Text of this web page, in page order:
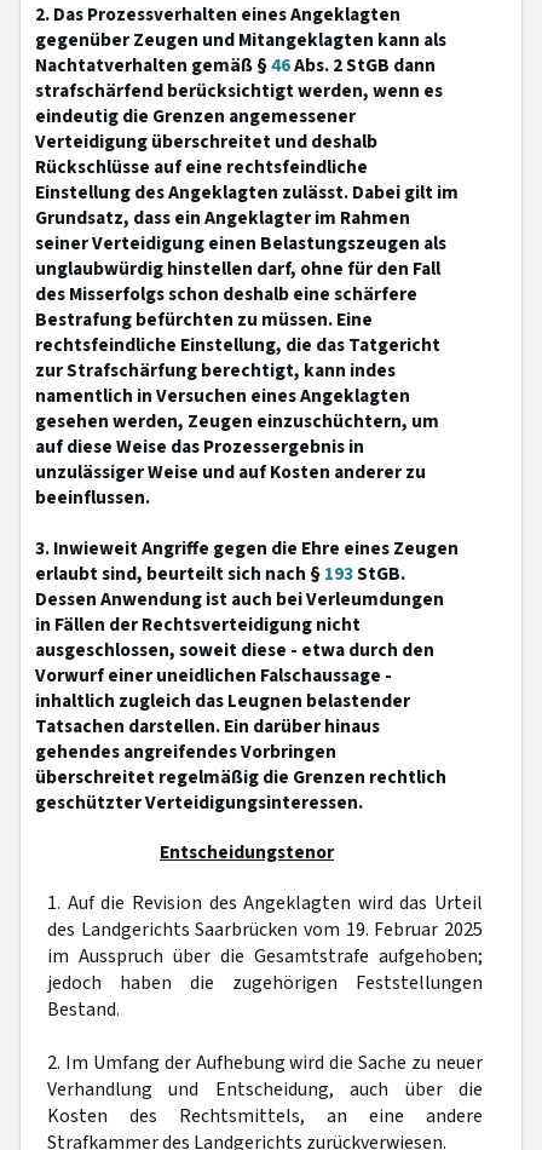
2. Das Prozessverhalten eines Angeklagten
gegenüber Zeugen und Mitangeklagten kann als
Nachtatverhalten gemäß §46Abs. 2 StGB dann
strafschärfend berücksichtigt werden, wenn es
eindeutig die Grenzen angemessener
Verteidigung überschreitet und deshalb
Rückschlüsse auf eine rechtsfeindliche
Einstellung des Angeklagten zulässt. Dabei gilt im
Grundsatz, dass ein Angeklagter im Rahmen
seiner Verteidigung einen Belastungszeugen als
unglaubwürdig hinstellen darf, ohne für den Fall
des Misserfolgs schon deshalb eine schärfere
Bestrafung befürchten zu müssen. Eine
rechtsfeindliche Einstellung, die das Tatgericht
zur Strafschärfung berechtigt, kann indes
namentlich in Versuchen eines Angeklagten
gesehen werden, Zeugen einzuschüchtern, um
auf diese Weise das Prozessergebnis in
unzulässiger Weise und auf Kosten anderer zu
beeinflussen.
3. Inwieweit Angriffe gegen die Ehre eines Zeugen
erlaubt sind, beurteilt sich nach §193StGB.
Dessen Anwendung ist auch bei Verleumdungen
in Fällen der Rechtsverteidigung nicht
ausgeschlossen, soweit diese - etwa durch den
Vorwurf einer uneidlichen Falschaussage -
inhaltlich zugleich das Leugnen belastender
Tatsachen darstellen. Ein darüber hinaus
gehendes angreifendes Vorbringen
überschreitet regelmäßig die Grenzen rechtlich
geschützter Verteidigungsinteressen.
Entscheidungstenor
1. Auf die Revision des Angeklagten wird das Urteil
des Landgerichts Saarbrücken vom 19. Februar 2025
im Ausspruch über die Gesamtstrafe aufgehoben;
jedoch haben die zugehörigen Feststellungen
Bestand.
2. Im Umfang der Aufhebung wird die Sache zu neuer
Verhandlung und Entscheidung, auch über die
Kosten des Rechtsmittels, an eine andere
Strafkammer des Landgerichts zurückverwiesen.